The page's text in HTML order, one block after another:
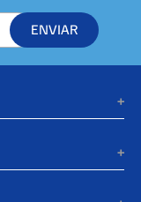
ENVIAR
+
+